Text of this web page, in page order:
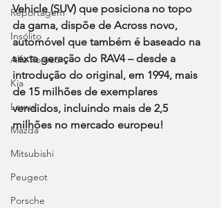
Reportagem
Insólito
Alfa Romeo
Kia
Lexus
Mazda
Mitsubishi
Peugeot
Porsche
Vehicle (SUV) que posiciona no topo
da gama, dispõe de Across novo,
automóvel que também é baseado na
sexta geração do RAV4 – desde a
introdução do original, em 1994, mais
de 15 milhões de exemplares
vendidos, incluindo mais de 2,5
milhões no mercado europeu!